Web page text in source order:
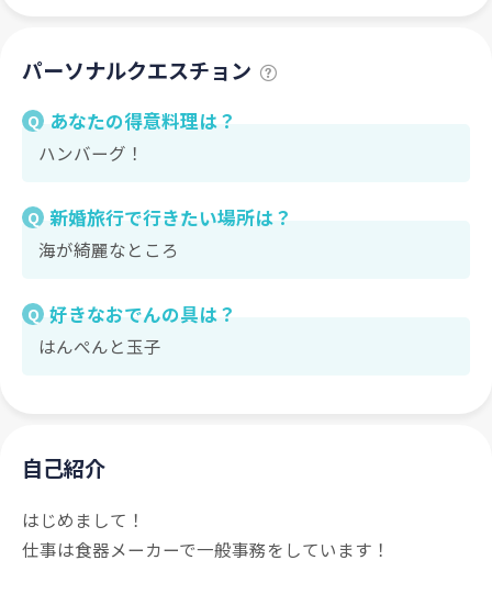
パーソナルクエスチョン
Q あなたの得意料理は？
ハンバーグ！
Q 新婚旅行で行きたい場所は？
海が綺麗なところ
Q 好きなおでんの具は？
はんぺんと玉子
自己紹介
はじめまして！
仕事は食器メーカーで一般事務をしています！